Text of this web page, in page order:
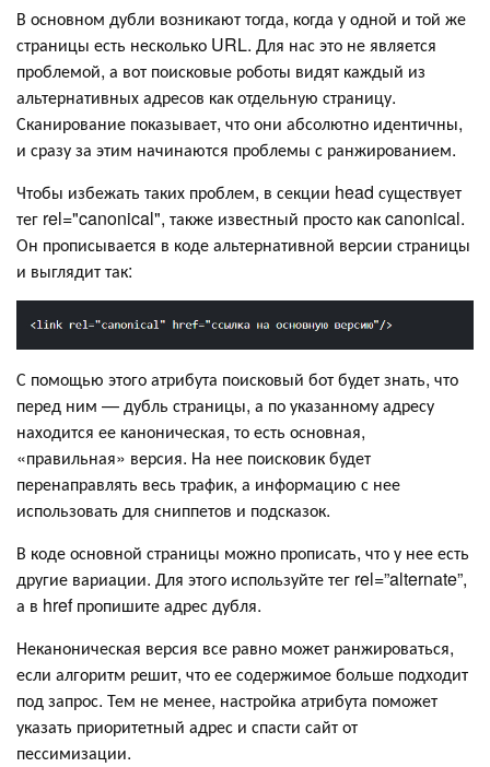
В основном дубли возникают тогда, когда у одной и той же
страницы есть несколько URL. Для нас это не является
проблемой, а вот поисковые роботы видят каждый из
альтернативных адресов как отдельную страницу.
Сканирование показывает, что они абсолютно идентичны,
и сразу за этим начинаются проблемы с ранжированием.
Чтобы избежать таких проблем, в секции head существует
тег rel="canonical", также известный просто как canonical.
Он прописывается в коде альтернативной версии страницы
и выглядит так:
С помощью этого атрибута поисковый бот будет знать, что
перед ним — дубль страницы, а по указанному адресу
находится ее каноническая, то есть основная,
«правильная» версия. На нее поисковик будет
перенаправлять весь трафик, а информацию с нее
использовать для сниппетов и подсказок.
В коде основной страницы можно прописать, что у нее есть
другие вариации. Для этого используйте тег rel=”alternate”,
а в href пропишите адрес дубля.
Неканоническая версия все равно может ранжироваться,
если алгоритм решит, что ее содержимое больше подходит
под запрос. Тем не менее, настройка атрибута поможет
указать приоритетный адрес и спасти сайт от
пессимизации.